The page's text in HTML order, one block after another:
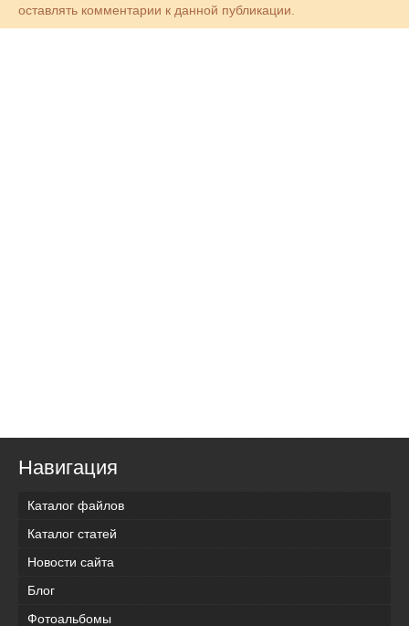
оставлять комментарии к данной публикации.
Навигация
Каталог файлов
Каталог статей
Новости сайта
Блог
Фотоальбомы